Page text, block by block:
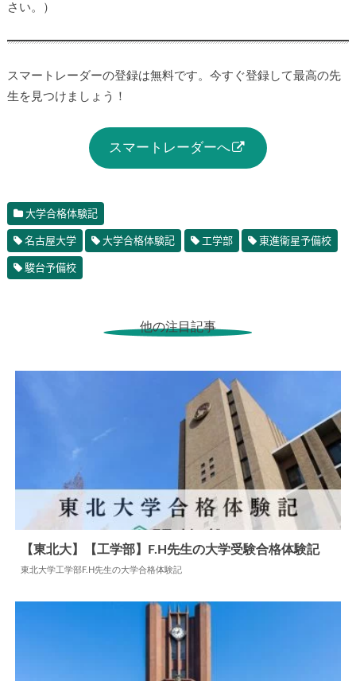
さい。）
スマートレーダーの登録は無料です。今すぐ登録して最高の先
生を見つけましょう！
スマートレーダーへ
大学合格体験記
名古屋大学 大学合格体験記 工学部 東進衛星予備校
駿台予備校
他の注目記事
【東北大】【工学部】F.H先生の大学受験合格体験記
東北大学工学部F.H先生の大学合格体験記